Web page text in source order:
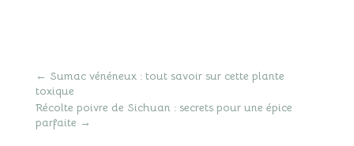
← Sumac vénéneux : tout savoir sur cette plante
toxique
Récolte poivre de Sichuan : secrets pour une épice
parfaite →